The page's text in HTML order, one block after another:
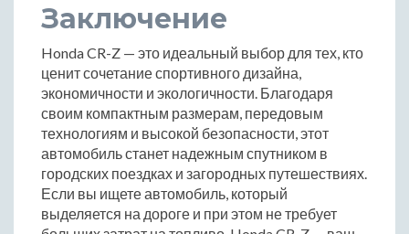
Заключение
Honda CR-Z — это идеальный выбор для тех, кто
ценит сочетание спортивного дизайна,
экономичности и экологичности. Благодаря
своим компактным размерам, передовым
технологиям и высокой безопасности, этот
автомобиль станет надежным спутником в
городских поездках и загородных путешествиях.
Если вы ищете автомобиль, который
выделяется на дороге и при этом не требует